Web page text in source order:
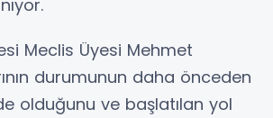
Meclis Üyesi Mehmet
durumunun daha önceden
olduğunu ve başlatılan yol